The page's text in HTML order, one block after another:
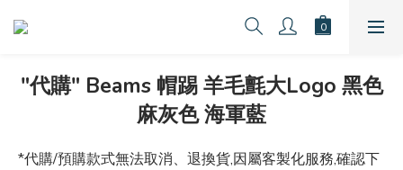
"代購" Beams 帽踢 羊毛氈大Logo 黑色
麻灰色 海軍藍
*代購/預購款式無法取消、退換貨,因屬客製化服務,確認下